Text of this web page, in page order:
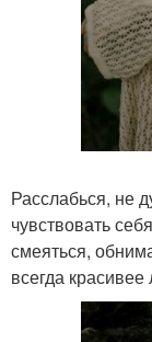
Расслабься, не
чувствовать
смеяться,
всегда